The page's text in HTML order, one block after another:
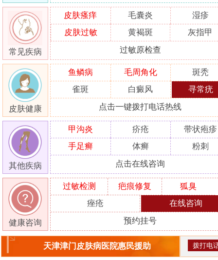
常见疾病
皮肤瘙痒 毛囊炎
湿疹
皮肤过敏
黄褐斑 灰指甲
过敏原检查
皮肤健康
鱼鳞病 毛周角化
斑秃
雀斑
白癜风 寻常疣
点击一键拨打电话热线
其他疾病
甲沟炎 疥疮
带状疱疹
手足癣
体癣 粉刺
点击在线咨询
健康咨询
过敏检测 疤痕修复
狐臭
痤疮
在线咨询
预约挂号
天津津门皮肤病医院惠民援助 拨打电